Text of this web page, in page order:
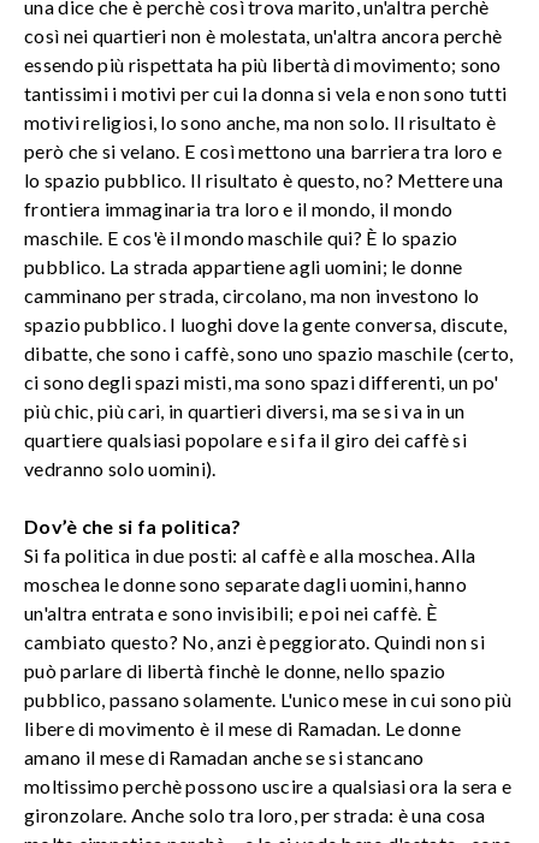
una dice che è perchè così trova marito, un'altra perchè
così nei quartieri non è molestata, un'altra ancora perchè
essendo più rispettata ha più libertà di movimento; sono
tantissimi i motivi per cui la donna si vela e non sono tutti
motivi religiosi, lo sono anche, ma non solo. Il risultato è
però che si velano. E così mettono una barriera tra loro e
lo spazio pubblico. Il risultato è questo, no? Mettere una
frontiera immaginaria tra loro e il mondo, il mondo
maschile. E cos'è il mondo maschile qui? È lo spazio
pubblico. La strada appartiene agli uomini; le donne
camminano per strada, circolano, ma non investono lo
spazio pubblico. I luoghi dove la gente conversa, discute,
dibatte, che sono i caffè, sono uno spazio maschile (certo,
ci sono degli spazi misti, ma sono spazi differenti, un po'
più chic, più cari, in quartieri diversi, ma se si va in un
quartiere qualsiasi popolare e si fa il giro dei caffè si
vedranno solo uomini).
Dov’è che si fa politica?
Si fa politica in due posti: al caffè e alla moschea. Alla
moschea le donne sono separate dagli uomini, hanno
un'altra entrata e sono invisibili; e poi nei caffè. È
cambiato questo? No, anzi è peggiorato. Quindi non si
può parlare di libertà finchè le donne, nello spazio
pubblico, passano solamente. L'unico mese in cui sono più
libere di movimento è il mese di Ramadan. Le donne
amano il mese di Ramadan anche se si stancano
moltissimo perchè possono uscire a qualsiasi ora la sera e
gironzolare. Anche solo tra loro, per strada: è una cosa